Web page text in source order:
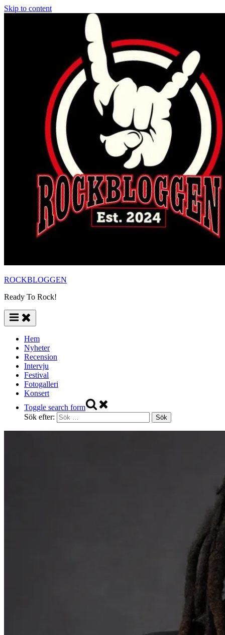
Skip to content
ROCKBLOGGEN
Ready To Rock!
Hem
Nyheter
Recension
Intervju
Festival
Fotogalleri
Konsert
Toggle search form
Sök efter: